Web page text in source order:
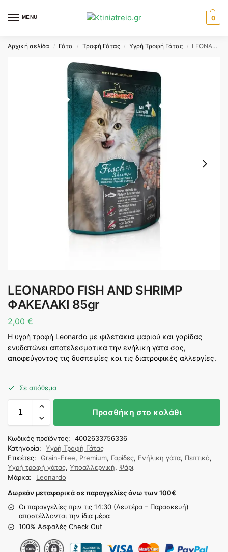
MENU 0
Αρχική σελίδα / Γάτα / Τροφή Γάτας / Υγρή Τροφή Γάτας / LEONARDO FISH AND SHRIMP ΦΑΚΕΛΑΚΙ 85gr
LEONARDO FISH AND SHRIMP
ΦΑΚΕΛΑΚΙ 85gr
2,00 €
Η υγρή τροφή Leonardo με φιλετάκια ψαριού και γαρίδας
ενυδατώνει αποτελεσματικά την ενήλικη γάτα σας,
αποφεύγοντας τις δυσπεψίες και τις διατροφικές αλλεργίες.
Σε απόθεμα
Προσθήκη στο καλάθι
Κωδικός προϊόντος:
4002633756336
Κατηγορία:
Υγρή Τροφή Γάτας
Ετικέτες:
Grain-Free, Premium, Γαρίδες, Ενήλικη γάτα, Πεπτικό,
Υγρή τροφή γάτας, Υποαλλεργική, Ψάρι
Μάρκα:
Leonardo
Δωρεάν μεταφορικά σε παραγγελίες άνω των 100€
Οι παραγγελίες πριν τις 14:30 (Δευτέρα – Παρασκευή)
αποστέλλονται την ίδια μέρα
100% Ασφαλές Check Out